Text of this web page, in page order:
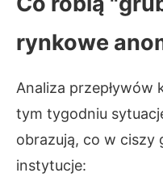
rynkowe
Analiza przepływów
tym tygodniu
obrazują, co w ciszy
instytucje: